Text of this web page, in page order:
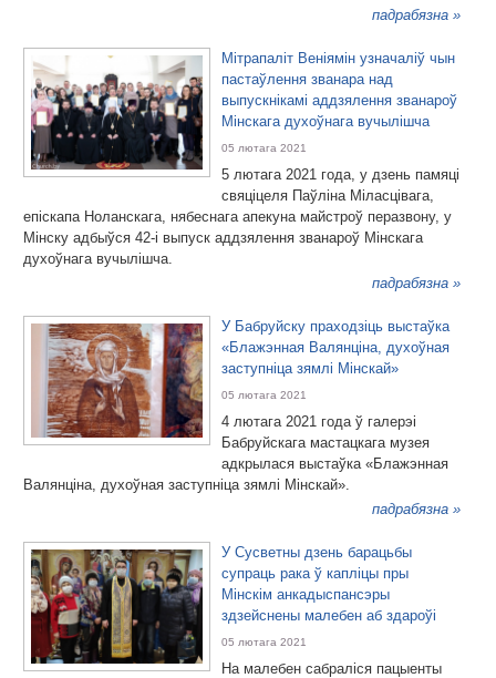
падрабязна »
Мітрапаліт Веніямін узначаліў чын
пастаўлення званара над
выпускнікамі аддзялення званароў
Мінскага духоўнага вучылішча
05 лютага 2021
5 лютага 2021 года, у дзень памяці
свяціцеля Паўліна Міласцівага,
епіскапа Ноланскага, нябеснага апекуна майстроў перазвону, у
Мінску адбыўся 42-і выпуск аддзялення званароў Мінскага
духоўнага вучылішча.
падрабязна »
У Бабруйску праходзіць выстаўка
«Блажэнная Валянціна, духоўная
заступніца зямлі Мінскай»
05 лютага 2021
4 лютага 2021 года ў галерэі
Бабруйскага мастацкага музея
адкрылася выстаўка «Блажэнная
Валянціна, духоўная заступніца зямлі Мінскай».
падрабязна »
У Сусветны дзень барацьбы
супраць рака ў капліцы пры
Мінскім анкадыспансэры
здзейснены малебен аб здароўі
05 лютага 2021
На малебен сабраліся пацыенты